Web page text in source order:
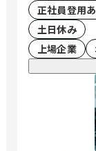
正社員登用
土日休み
上場企業